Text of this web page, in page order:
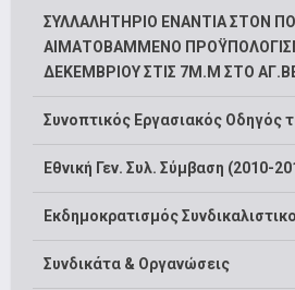
ΣΥΛΛΑΛΗΤΗΡΙΟ ΕΝΑΝΤΙΑ ΣΤΟΝ
ΑΙΜΑΤΟΒΑΜΜΕΝΟ
ΔΕΚΕΜΒΡΙΟΥ ΣΤΙΣ 7Μ.Μ ΣΤΟ
Συνοπτικός Εργασιακός Οδηγός
Εθνική Γεν. Συλ. Σύμβαση (2010-
Εκδημοκρατισμός
Συνδικάτα & Οργανώσεις